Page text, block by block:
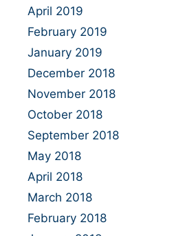
April 2019
February 2019
January 2019
December 2018
November 2018
October 2018
September 2018
May 2018
April 2018
March 2018
February 2018